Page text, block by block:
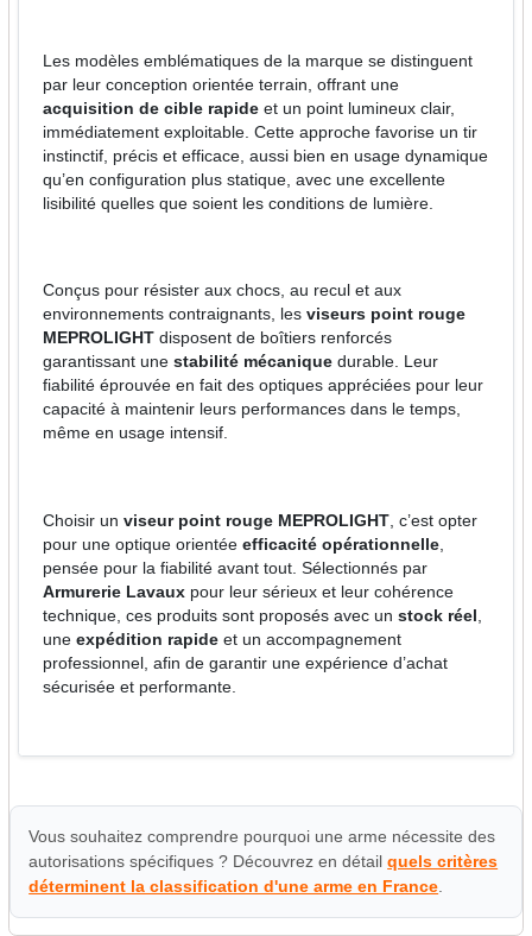
Les modèles emblématiques de la marque se distinguent
par leur conception orientée terrain, offrant une
acquisition de cible rapide et un point lumineux clair,
immédiatement exploitable. Cette approche favorise un tir
instinctif, précis et efficace, aussi bien en usage dynamique
qu’en configuration plus statique, avec une excellente
lisibilité quelles que soient les conditions de lumière.
Conçus pour résister aux chocs, au recul et aux
environnements contraignants, lesviseurs point rouge
MEPROLIGHT disposent de boîtiers renforcés
garantissant unestabilité mécanique durable. Leur
fiabilité éprouvée en fait des optiques appréciées pour leur
capacité à maintenir leurs performances dans le temps,
même en usage intensif.
Choisir unviseur point rouge MEPROLIGHT , c’est opter
pour une optique orientéeefficacité opérationnelle
pensée pour la fiabilité avant tout. Sélectionnés par
Armurerie Lavaux pour leur sérieux et leur cohérence
technique, ces produits sont proposés avec unstock réel
uneexpédition rapide et un accompagnement
professionnel, afin de garantir une expérience d’achat
sécurisée et performante.
Vous souhaitez comprendre pourquoi une arme nécessite des
autorisations spécifiques ? Découvrez en détailquels critères
déterminent la classification d'une arme en France